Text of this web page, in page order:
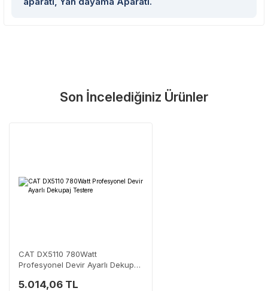
Son İncelediğiniz Ürünler
CAT DX5110 780Watt
Profesyonel Devir Ayarlı Dekupaj
5.014,06 TL